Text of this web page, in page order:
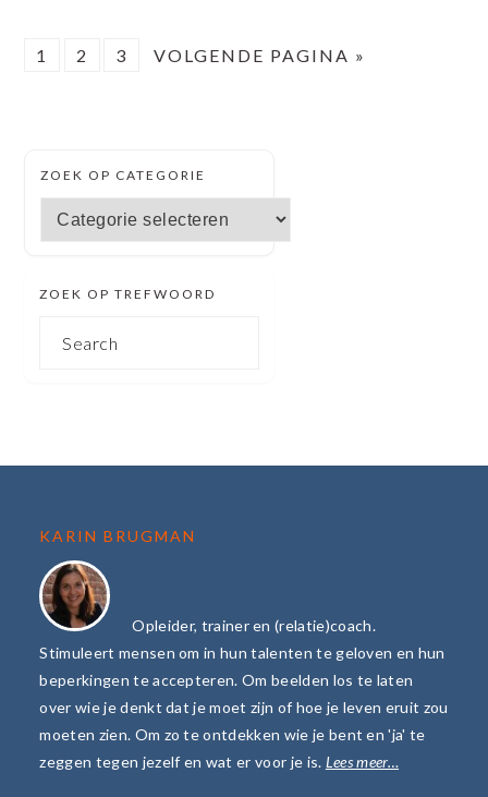
PAGINA
1 PAGINA
2 PAGINA
3
GA
VOLGENDE PAGINA »
SECUNDAIRE
SIDEBAR
ZOEK OP CATEGORIE
Zoek
op
ZOEK OP TREFWOORD
FOOTER
KARIN BRUGMAN
Opleider, trainer en (relatie)coach.
Stimuleert mensen om in hun talenten te geloven en hun
beperkingen te accepteren. Om beelden los te laten
over wie je denkt dat je moet zijn of hoe je leven eruit zou
moeten zien. Om zo te ontdekken wie je bent en 'ja' te
zeggen tegen jezelf en wat er voor je is. Lees meer…